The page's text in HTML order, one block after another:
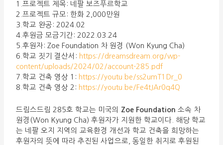
1.프로젝트 제목: 네팔 보즈푸르학교
2.프로젝트 규모: 한화 2,000만원
3.학교 완공: 2024.02
4.후원금 모금기간: 2022.03.24
5.후원자: Zoe Foundation 차 원경 (Won Kyung Cha)
6.학교 짓기 결산서: https://dreamsdream.org/wp-
content/uploads/2024/02/account-285.pdf
7.학교 건축 영상 1: https://youtu.be/ss2umT1Dr_0
8.학교 건축 영상 2: https://youtu.be/Fe4tJAr0q4Q
드림스드림 285호 학교는 미국의 Zoe Foundation 소속 차
원경(Won Kyung Cha) 후원자가 지원한 학교이다. 해당 학교
는 네팔 오지 지역의 교육환경 개선과 학교 건축을 희망하는
후원자의 뜻에 따라 추진된 사업으로, 동일한 취지로 후원된